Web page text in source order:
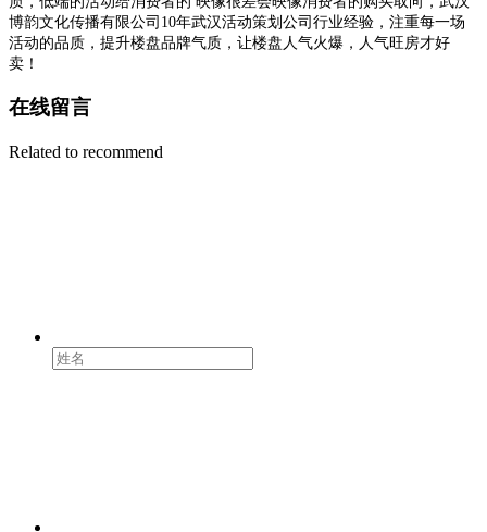
博韵文化传播有限公司10年武汉活动策划公司行业经验，注重每一场
活动的品质，提升楼盘品牌气质，让楼盘人气火爆，人气旺房才好
卖！
在线留言
Related to recommend